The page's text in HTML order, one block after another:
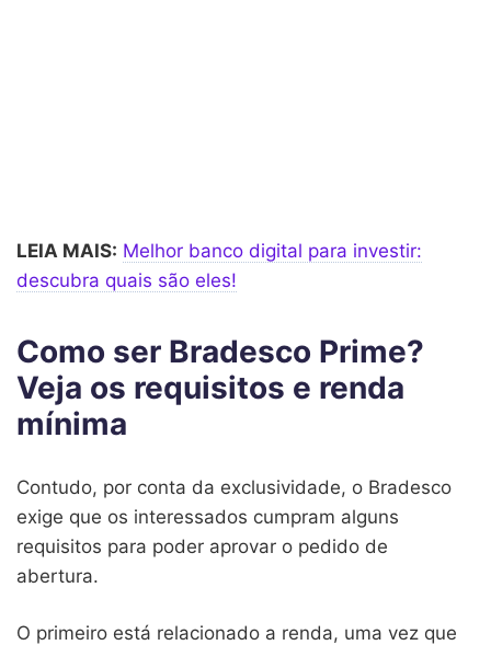
LEIA MAIS: Melhor banco digital para investir:
descubra quais são eles!
Como ser Bradesco Prime?
Veja os requisitos e renda
mínima
Contudo, por conta da exclusividade, o Bradesco
exige que os interessados cumpram alguns
requisitos para poder aprovar o pedido de
abertura.
O primeiro está relacionado a renda, uma vez que